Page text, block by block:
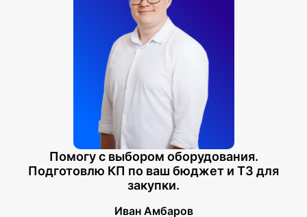
Помогу с выбором оборудования.
Подготовлю КП по ваш бюджет и ТЗ для
закупки.
Иван Амбаров